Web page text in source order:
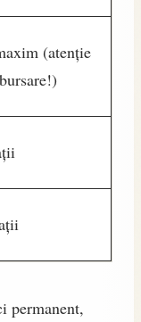
(atenție
permanent,